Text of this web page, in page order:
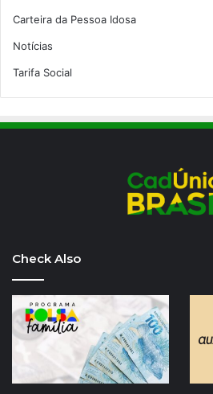
Carteira da Pessoa Idosa
Notícias
Tarifa Social
Check Also